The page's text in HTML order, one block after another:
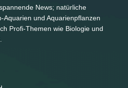
News; natürliche
Aquarien und Aquarienpflanzen
Profi-Themen wie Biologie und